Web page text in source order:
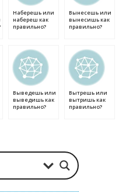
Наберешь или
набереш как
правильно?
Вынесешь или
вынесишь как
правильно?
Выведешь или
выведишь как
правильно?
Вытрешь или
вытришь как
правильно?